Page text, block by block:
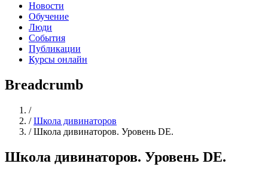
Новости
Обучение
Люди
События
Публикации
Курсы онлайн
Breadcrumb
/Home
/ Школа дивинаторов
/ Школа дивинаторов. Уровень DE.
Школа дивинаторов. Уровень DE.